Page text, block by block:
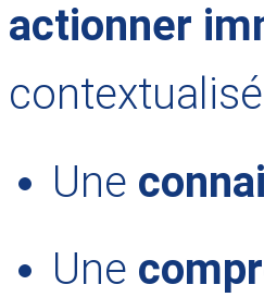
actionner
Une
Une